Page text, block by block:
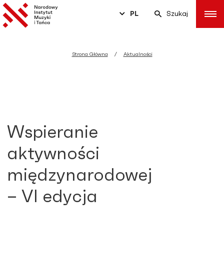
PL Szukaj
Strona Główna Aktualności
Wspieranie
aktywności
międzynarodowej
– VI edycja